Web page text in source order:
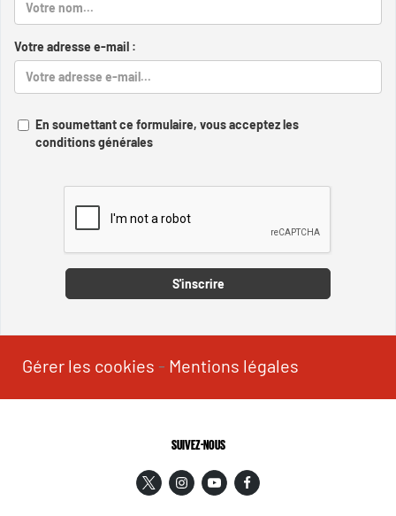
Votre adresse e-mail :
En soumettant ce formulaire, vous acceptez les
conditions générales
S'inscrire
Gérer les cookies - Mentions légales
SUIVEZ-NOUS